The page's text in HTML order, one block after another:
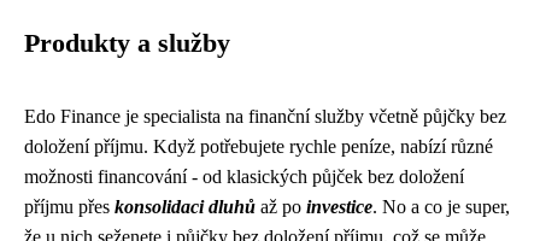
Produkty a služby
Edo Finance je specialista na finanční služby včetně půjčky bez
doložení příjmu. Když potřebujete rychle peníze, nabízí různé
možnosti financování - od klasických půjček bez doložení
příjmu přes konsolidaci dluhů až po investice. No a co je super,
že u nich seženete i půjčky bez doložení příjmu, což se může